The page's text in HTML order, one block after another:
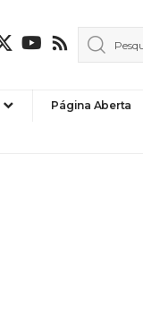
Página Aberta